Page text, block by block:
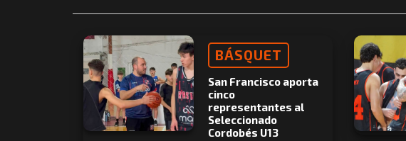
BÁSQUET
San Francisco aporta
cinco
representantes al
Seleccionado
Cordobés U13